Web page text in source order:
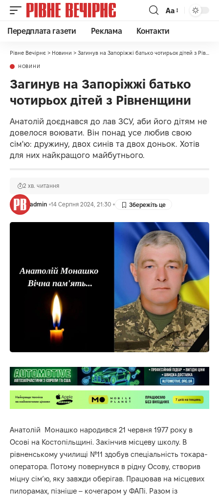
Аа
Передплата газети Реклама Контакти
Рівне Вечірнє > Новини > Загинув на Запоріжжі батько чотирьох дітей з Рівненщини
НОВИНИ
Загинув на Запоріжжі батько
чотирьох дітей з Рівненщини
Анатолій доєднався до лав ЗСУ, аби його дітям не
довелося воювати. Він понад усе любив свою
сім'ю: дружину, двох синів та двох доньок. Хотів
для них найкращого майбутнього.
admin 14 Серпня 2024, 21:30
2 хв. читання
Анатолій Монашко народився 21 червня 1977 року в
Осові на Костопільщині. Закінчив місцеву школу. В
рівненському училищі №11 здобув спеціальність токара-
оператора. Потому повернувся в рідну Осову, створив
міцну сім’ю, яку завжди оберігав. Працював на місцевих
пилорамах, пізніше – кочегаром у ФАПі. Разом із